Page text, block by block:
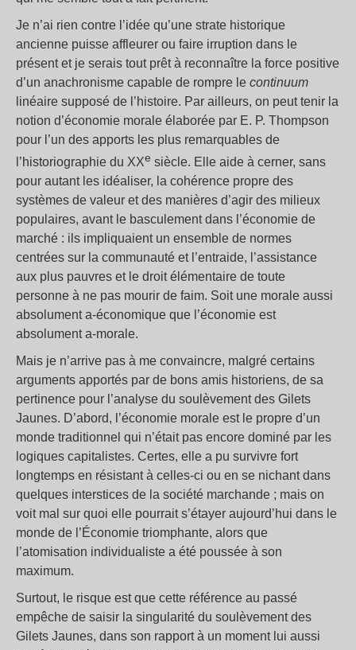
Je n’ai rien contre l’idée qu’une strate historique
ancienne puisse affleurer ou faire irruption dans le
présent et je serais tout prêt à reconnaître la force positive
d’un anachronisme capable de rompre le continuum
linéaire supposé de l’histoire. Par ailleurs, on peut tenir la
notion d’économie morale élaborée par E. P. Thompson
pour l’un des apports les plus remarquables de
l’historiographie du XXe siècle. Elle aide à cerner, sans
pour autant les idéaliser, la cohérence propre des
systèmes de valeur et des manières d’agir des milieux
populaires, avant le basculement dans l’économie de
marché : ils impliquaient un ensemble de normes
centrées sur la communauté et l’entraide, l’assistance
aux plus pauvres et le droit élémentaire de toute
personne à ne pas mourir de faim. Soit une morale aussi
absolument a-économique que l’économie est
absolument a-morale.
Mais je n’arrive pas à me convaincre, malgré certains
arguments apportés par de bons amis historiens, de sa
pertinence pour l’analyse du soulèvement des Gilets
Jaunes. D’abord, l’économie morale est le propre d’un
monde traditionnel qui n’était pas encore dominé par les
logiques capitalistes. Certes, elle a pu survivre fort
longtemps en résistant à celles-ci ou en se nichant dans
quelques interstices de la société marchande ; mais on
voit mal sur quoi elle pourrait s’étayer aujourd’hui dans le
monde de l’Économie triomphante, alors que
l’atomisation individualiste a été poussée à son
maximum.
Surtout, le risque est que cette référence au passé
empêche de saisir la singularité du soulèvement des
Gilets Jaunes, dans son rapport à un moment lui aussi